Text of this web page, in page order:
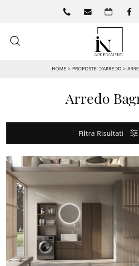
HOME > PROPOSTE D’ARREDO >
Arredo
Filtra Risultati